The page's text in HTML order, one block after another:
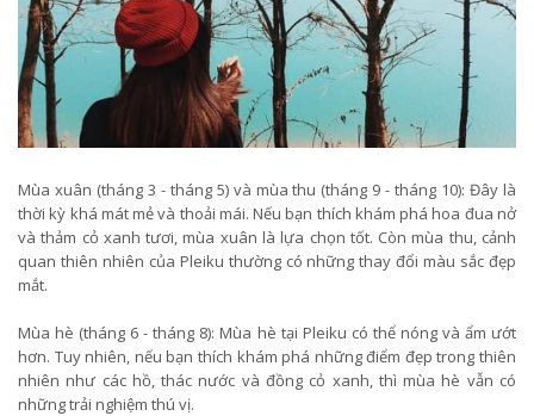
Mùa xuân (tháng 3 - tháng 5) và mùa thu (tháng 9 - tháng 10): Đây là
thời kỳ khá mát mẻ và thoải mái. Nếu bạn thích khám phá hoa đua nở
và thảm cỏ xanh tươi, mùa xuân là lựa chọn tốt. Còn mùa thu, cảnh
quan thiên nhiên của Pleiku thường có những thay đổi màu sắc đẹp
mắt.
Mùa hè (tháng 6 - tháng 8): Mùa hè tại Pleiku có thể nóng và ẩm ướt
hơn. Tuy nhiên, nếu bạn thích khám phá những điểm đẹp trong thiên
nhiên như các hồ, thác nước và đồng cỏ xanh, thì mùa hè vẫn có
những trải nghiệm thú vị.